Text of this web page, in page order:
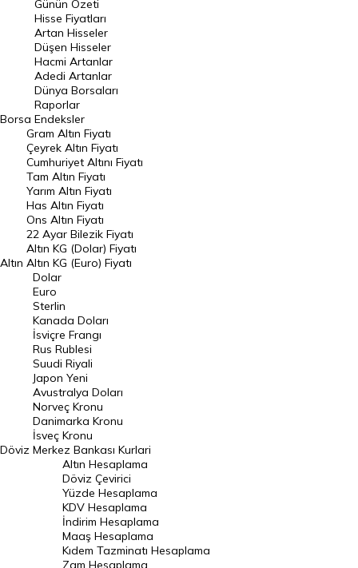
En Çok Artan Hisseler
En Çok Düşen Hisseler
Hacmi Artanlar
Geçmiş Kapanışlar
Dünya Borsaları
Raporlar
Endeksler
DÖVİZ
Döviz Kuru
Dolar Kuru
Euro Kuru
Pound Kuru
Frank Kuru
Riyal Kuru
Avustralya Doları
Danimarka Kronu Kuru
Kanada Doları Kuru
Norveç Kronu Kuru
İsveç Kronu Kuru
Japon Yeni Kuru
Serbest Piyasa Döviz Kurları
Merkez Bankası Döviz Kurları
Borsa
Günün Özeti
Hisse Fiyatları
Artan Hisseler
Düşen Hisseler
Hacmi Artanlar
Adedi Artanlar
Dünya Borsaları
Raporlar
Endeksler
Altın
Gram Altın Fiyatı
Çeyrek Altın Fiyatı
Cumhuriyet Altını Fiyatı
Tam Altın Fiyatı
Yarım Altın Fiyatı
Has Altın Fiyatı
Ons Altın Fiyatı
22 Ayar Bilezik Fiyatı
Altın KG (Dolar) Fiyatı
Altın KG (Euro) Fiyatı
Döviz
Dolar
Euro
Sterlin
Kanada Doları
İsviçre Frangı
Rus Rublesi
Suudi Riyali
Japon Yeni
Avustralya Doları
Norveç Kronu
Danimarka Kronu
İsveç Kronu
Merkez Bankası Kurlari
Altın Hesaplama
Döviz Çevirici
Yüzde Hesaplama
KDV Hesaplama
İndirim Hesaplama
Maaş Hesaplama
Kıdem Tazminatı Hesaplama
Zam Hesaplama